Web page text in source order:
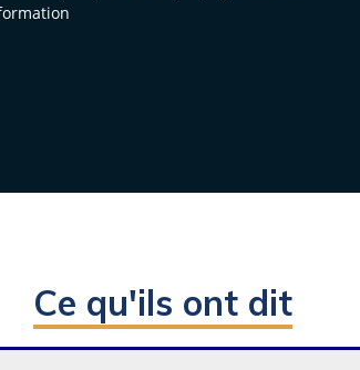
Ce qu'ils ont dit